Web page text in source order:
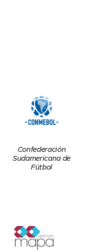
Confederación
Sudamericana de
Fútbol